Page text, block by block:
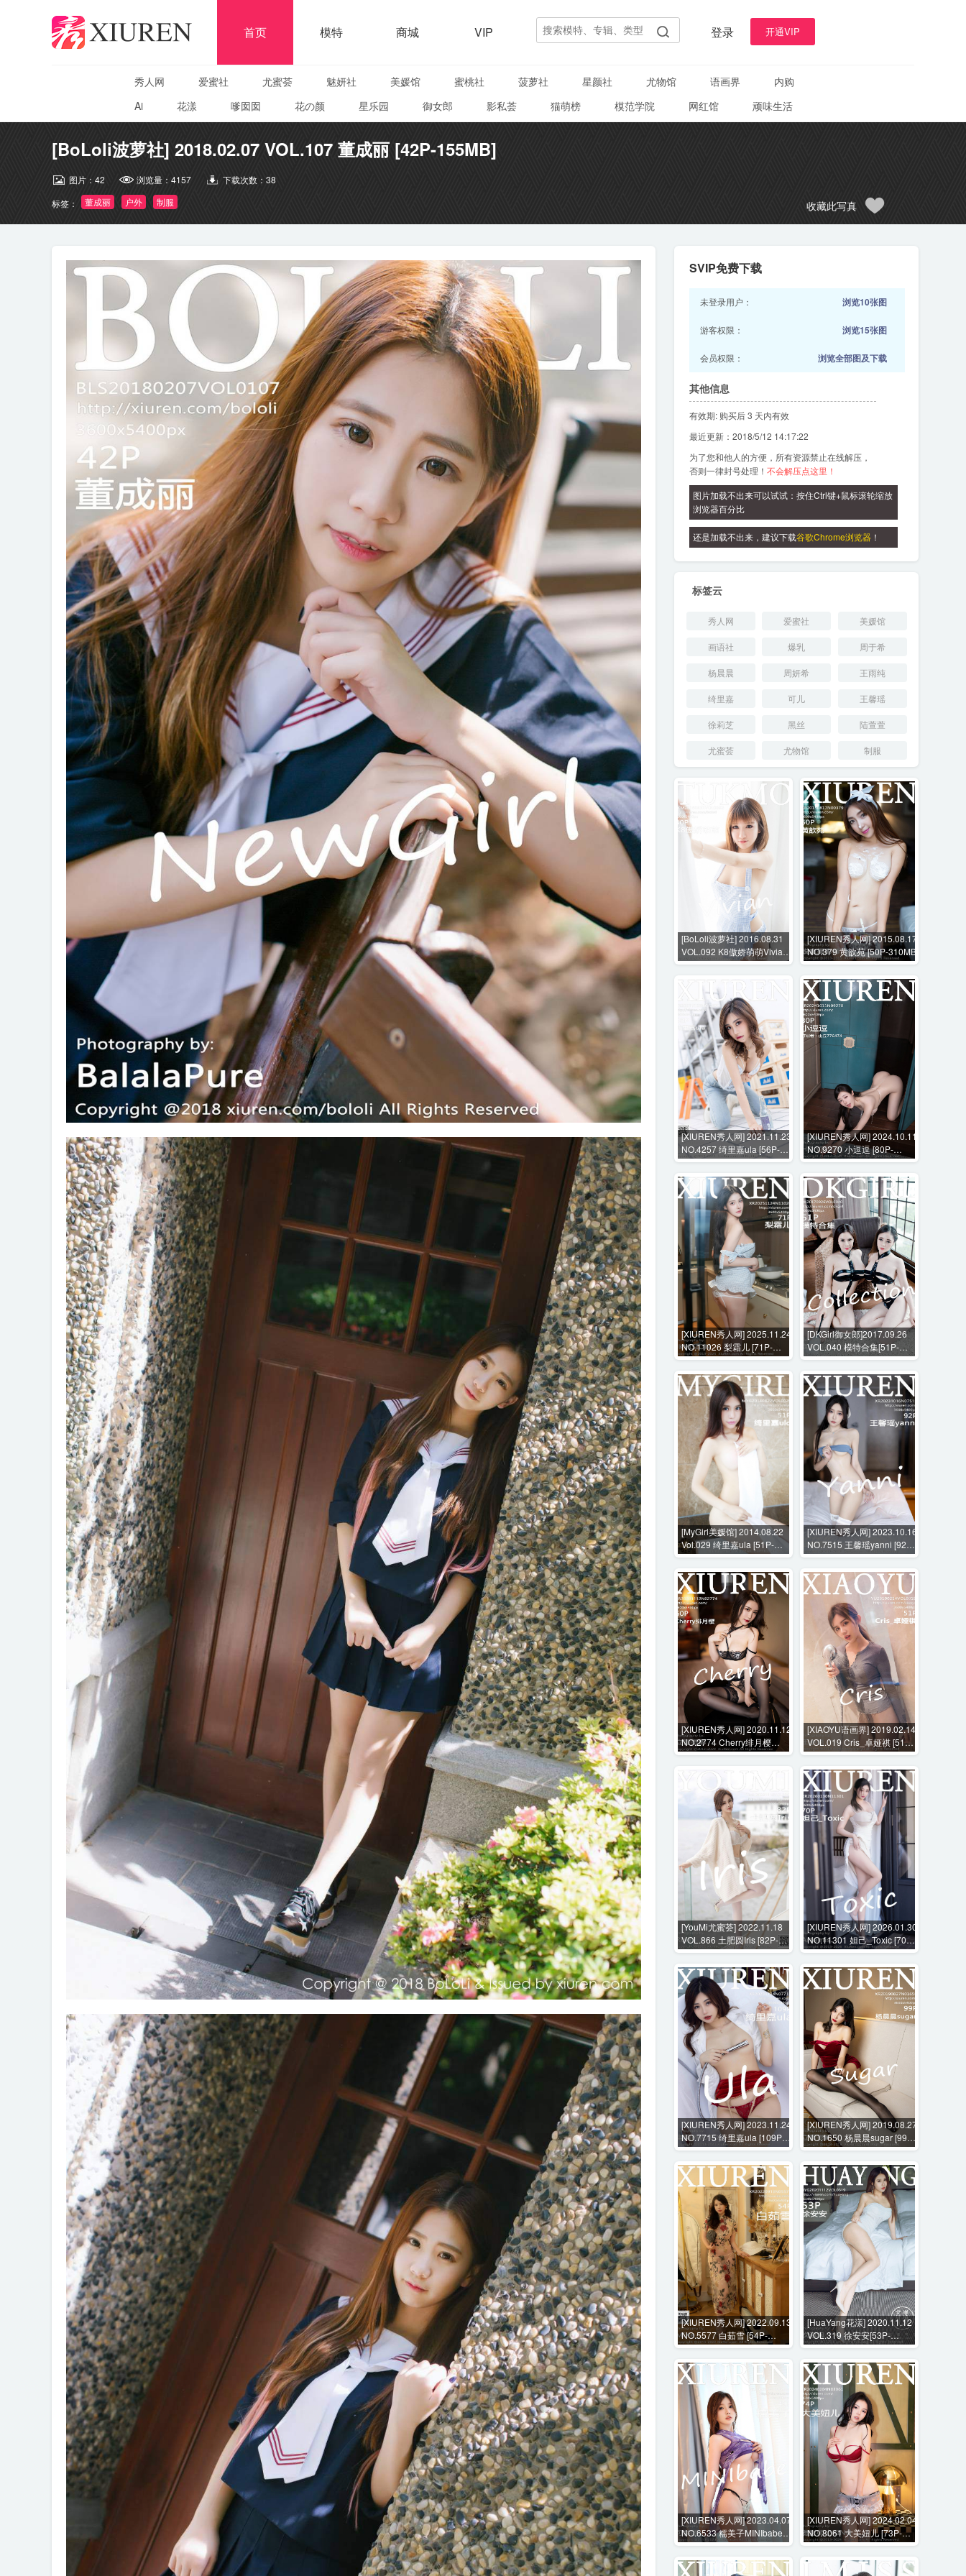
首页 模特 商城 VIP 登录 开通VIP
秀人网 爱蜜社 尤蜜荟 魅妍社 美媛馆 蜜桃社 菠萝社 星颜社 尤物馆 语画界
内购
Ai
花漾 嗲囡囡 花の颜 星乐园 御女郎 影私荟 猫萌榜 模范学院 网红馆 顽味生活
[BoLoli波萝社] 2018.02.07 VOL.107 董成丽 [42P-155MB]
图片： 42 浏览量： 4157 下载次数： 38
标签：
董成丽 户外 制服 收藏此写真
SVIP免费下载
未登录用户： 浏览10张图
游客权限： 浏览15张图
会员权限： 浏览全部图及下载
其他信息
有效期: 购买后 3 天内有效
最近更新：2018/5/12 14:17:22
为了您和他人的方便，所有资源禁止在线解压，
否则一律封号处理！ 不会解压点这里！
图片加载不出来可以试试：按住Ctrl键+鼠标滚轮缩放
浏览器百分比
还是加载不出来，建议下载谷歌Chrome浏览器 ！
标签云
秀人网 爱蜜社 美媛馆
画语社 爆乳 周于希
杨晨晨 周妍希 王雨纯
绮里嘉 可儿 王馨瑶
徐莉芝 黑丝 陆萱萱
尤蜜荟 尤物馆 制服
[BoLoli波萝社] 2016.08.31
VOL.092 K8傲娇萌萌Vivian
[40P-100M]
[XIUREN秀人网] 2015.08.17
NO.379 黄歆苑 [50P-310MB]
[XIUREN秀人网] 2021.11.23
NO.4257 绮里嘉ula [56P-
466MB]
[XIUREN秀人网] 2024.10.11
NO.9270 小逗逗 [80P-
774MB]
[XIUREN秀人网] 2025.11.24
NO.11026 梨霜儿 [71P-
860MB]
[DKGirl御女郎]2017.09.26
VOL.040 模特合集[51P-
167M]
[MyGirl美媛馆] 2014.08.22
Vol.029 绮里嘉ula [51P-
224MB]
[XIUREN秀人网] 2023.10.16
NO.7515 王馨瑶yanni [92P-
720MB]
[XIUREN秀人网] 2020.11.12
NO.2774 Cherry绯月樱
[60P-566MB]
[XIAOYU语画界] 2019.02.14
VOL.019 Cris_卓娅祺 [51P-
262MB]
[YouMi尤蜜荟] 2022.11.18
VOL.866 土肥圆Iris [82P-
682MB]
[XIUREN秀人网] 2026.01.30
NO.11301 妲己_Toxic [70P-
927MB]
[XIUREN秀人网] 2023.11.24
NO.7715 绮里嘉ula [109P-
895MB]
[XIUREN秀人网] 2019.08.27
NO.1650 杨晨晨sugar [99P-
650MB]
[XIUREN秀人网] 2022.09.13
NO.5577 白茹雪 [54P-
505MB]
[HuaYang花漾] 2020.11.12
VOL.319 徐安安[53P-
644MB]
[XIUREN秀人网] 2023.04.07
NO.6533 糯美子MINIbabe
[40P-342MB]
[XIUREN秀人网] 2024.02.04
NO.8061 大美妞儿 [73P-
743MB]